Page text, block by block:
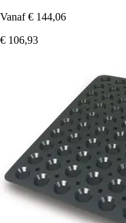
Vanaf € 144,06
€ 106,93